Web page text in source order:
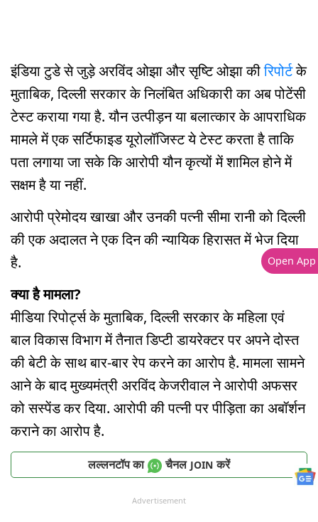
इंडिया टुडे से जुड़े अरविंद ओझा और सृष्टि ओझा कीरिपोर्टके
मुताबिक, दिल्ली सरकार के निलंबित अधिकारी का अब पोटेंसी
टेस्ट कराया गया है. यौन उत्पीड़न या बलात्कार के आपराधिक
मामले में एक सर्टिफाइड यूरोलॉजिस्ट ये टेस्ट करता है ताकि
पता लगाया जा सके कि आरोपी यौन कृत्यों में शामिल होने में
सक्षम है या नहीं.
आरोपी प्रेमोदय खाखा और उनकी पत्नी सीमा रानी को दिल्ली
की एक अदालत ने एक दिन की न्यायिक हिरासत में भेज दिया
है.
क्या है मामला?
मीडिया रिपोर्ट्स के मुताबिक, दिल्ली सरकार के महिला एवं
बाल विकास विभाग में तैनात डिप्टी डायरेक्टर पर अपने दोस्त
की बेटी के साथ बार-बार रेप करने का आरोप है. मामला सामने
आने के बाद मुख्यमंत्री अरविंद केजरीवाल ने आरोपी अफसर
को सस्पेंड कर दिया. आरोपी की पत्नी पर पीड़िता का अबॉर्शन
कराने का आरोप है.
लल्लनटॉप का चैनल JOIN करें
Advertisement
Open App